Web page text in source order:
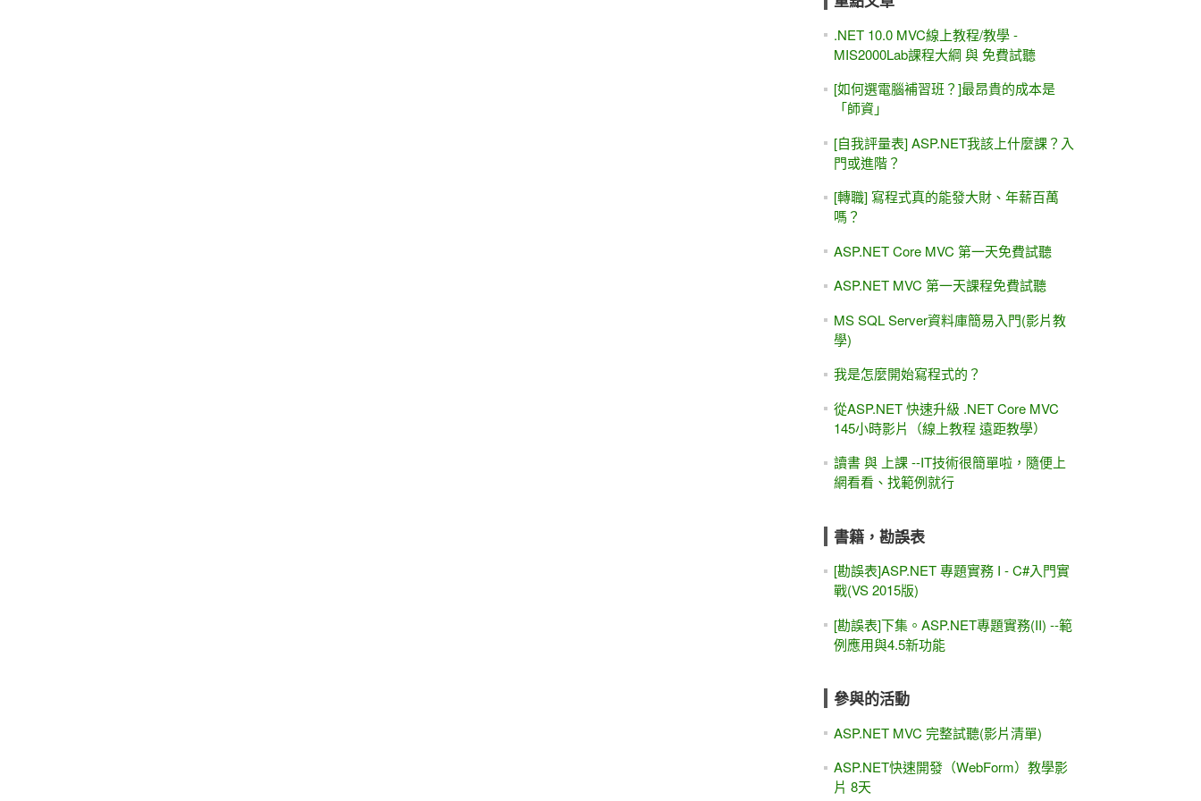
.NET 10.0 MVC線上教程/教學 -
MIS2000Lab課程大綱 與 免費試聽
[如何選電腦補習班？]最昂貴的成本是
「師資」
[自我評量表] ASP.NET我該上什麼課？入
門或進階？
[轉職] 寫程式真的能發大財、年薪百萬
嗎？
ASP.NET Core MVC 第一天免費試聽
ASP.NET MVC 第一天課程免費試聽
MS SQL Server資料庫簡易入門(影片教
學)
我是怎麼開始寫程式的？
從ASP.NET 快速升級 .NET Core MVC
145小時影片（線上教程 遠距教學）
讀書 與 上課 --IT技術很簡單啦，隨便上
網看看、找範例就行
書籍，勘誤表
[勘誤表]ASP.NET 專題實務 I - C#入門實
戰(VS 2015版)
[勘誤表]下集。ASP.NET專題實務(II) --範
例應用與4.5新功能
參與的活動
ASP.NET MVC 完整試聽(影片清單)
ASP.NET快速開發（WebForm）教學影
片 8天